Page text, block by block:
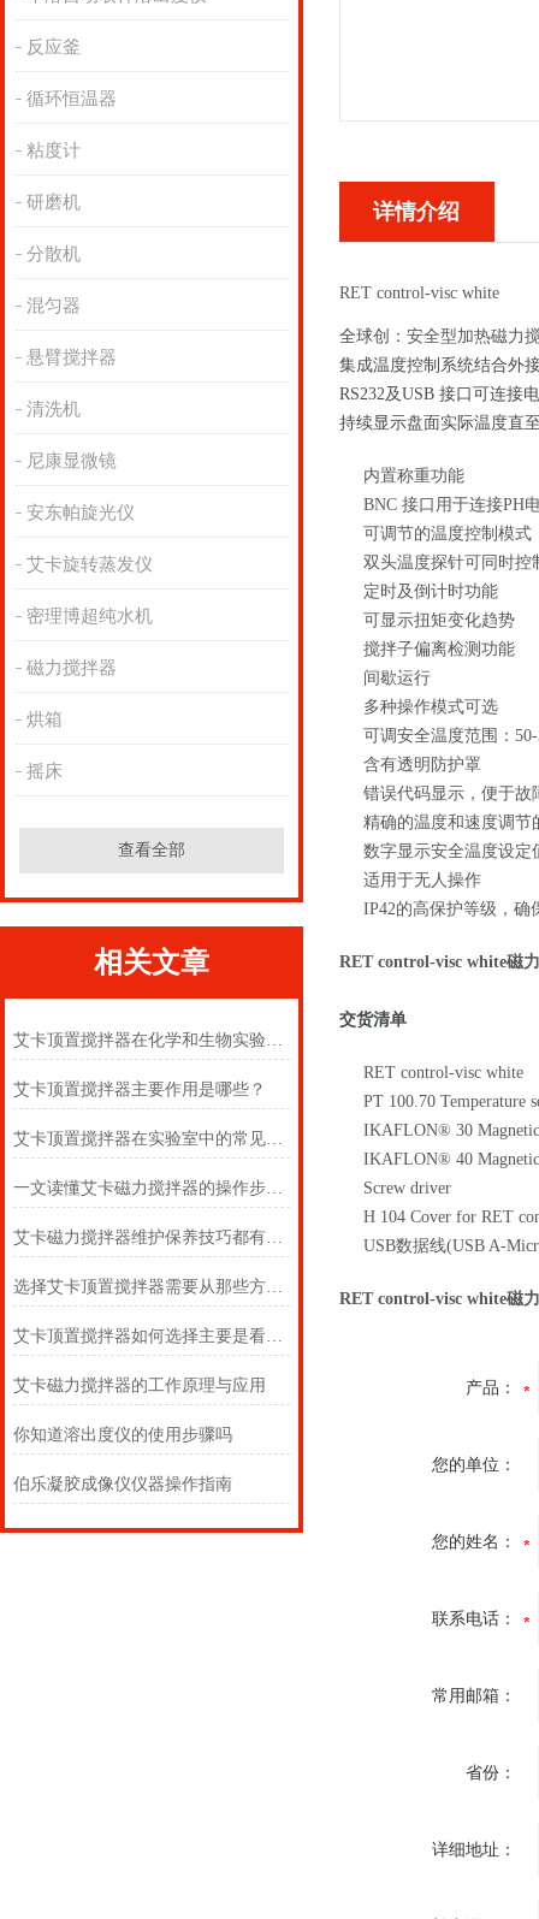
反应釜
循环恒温器
粘度计
研磨机
分散机
混匀器
悬臂搅拌器
清洗机
尼康显微镜
安东帕旋光仪
艾卡旋转蒸发仪
密理博超纯水机
磁力搅拌器
烘箱
摇床
查看全部
相关文章
艾卡顶置搅拌器在化学和生物实验室中的作用
艾卡顶置搅拌器主要作用是哪些？
艾卡顶置搅拌器在实验室中的常见用途
一文读懂艾卡磁力搅拌器的操作步骤及注意事项
艾卡磁力搅拌器维护保养技巧都有什么呢？
选择艾卡顶置搅拌器需要从那些方面考虑
艾卡顶置搅拌器如何选择主要是看这些方面
艾卡磁力搅拌器的工作原理与应用
你知道溶出度仪的使用步骤吗
伯乐凝胶成像仪仪器操作指南
详情介绍
RET control-visc white
全球创：安全型加热磁力
集成温度控制系统结合外
RS232及USB 接口可连接
持续显示盘面实际温度直
内置称重功能
BNC 接口用于连接PH
可调节的温度控制模式
双头温度探针可同时控
定时及倒计时功能
可显示扭矩变化趋势
搅拌子偏离检测功能
间歇运行
多种操作模式可选
可调安全温度范围：50-
含有透明防护罩
错误代码显示，便于故
精确的温度和速度调节
数字显示安全温度设定
适用于无人操作
IP42的高保护等级，确
RET control-visc white磁
交货清单
RET control-visc white
PT 100.70 Temperature
IKAFLON® 30
IKAFLON® 40
Screw driver
H 104 Cover for RET
USB数据线(USB A-
RET control-visc white磁
产品：
您的单位：
您的姓名：
联系电话：
常用邮箱：
省份：
详细地址：